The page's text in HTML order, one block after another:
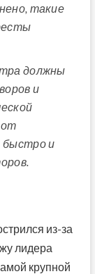
такие
должны
и
быстро и
из-за
лидера
крупной